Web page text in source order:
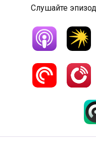
Слушайте